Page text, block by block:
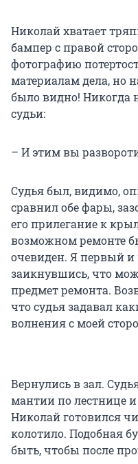
Николай хватает
бампер с правой
фотографию
материалам дела, но
было видно! Никогда
судьи:
– И этим вы
Судья был, видимо,
сравнил обе фары,
его прилегание к
возможном ремонте
очевиден. Я первый и
заикнувшись, что
предмет ремонта.
что судья задавал
волнения с моей
Вернулись в зал.
мантии по лестнице
Николай готовился
колотило. Подобная
быть, чтобы после